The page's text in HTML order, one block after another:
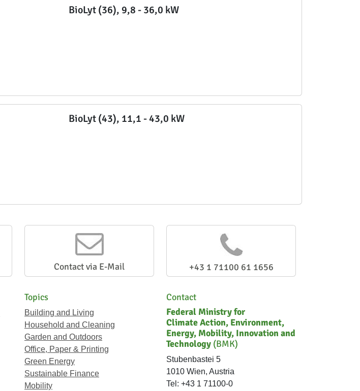
BioLyt (36), 9,8 - 36,0 kW
BioLyt (43), 11,1 - 43,0 kW
Contact via E-Mail +43 1 71100 61 1656
Topics
Building and Living
Household and Cleaning
Garden and Outdoors
Office, Paper & Printing
Green Energy
Sustainable Finance
Mobility
Contact
Federal Ministry for
Climate Action, Environment,
Energy, Mobility, Innovation and
Technology (BMK)
Stubenbastei 5
1010 Wien, Austria
Tel: +43 1 71100-0